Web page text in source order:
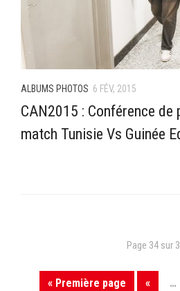
ALBUMS PHOTOS 6 FÉV, 2015
CAN2015 : Conférence de
match Tunisie Vs Guinée
Page 34 sur
« Première page « …